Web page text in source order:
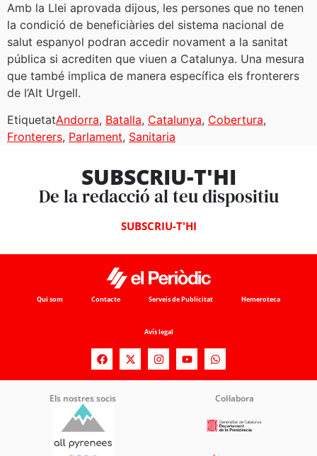
Amb la Llei aprovada dijous, les persones que no tenen
la condició de beneficiàries del sistema nacional de
salut espanyol podran accedir novament a la sanitat
pública si acrediten que viuen a Catalunya. Una mesura
que també implica de manera específica els fronterers
de l’Alt Urgell.
EtiquetatAndorra, Batalla, Catalunya, Cobertura,
Fronterers, Parlament, Sanitaria
SUBSCRIU-T'HI
De la redacció al teu dispositiu
SUBSCRIU-T'HI
Qui som Contacte Serveis de Publicitat Hemeroteca
Avís legal
Els nostres socis Col·labora